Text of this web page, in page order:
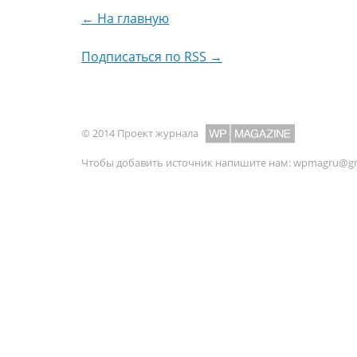
← На главную
Подписаться по RSS →
© 2014 Проект журнала
Чтобы добавить источник напишите нам: